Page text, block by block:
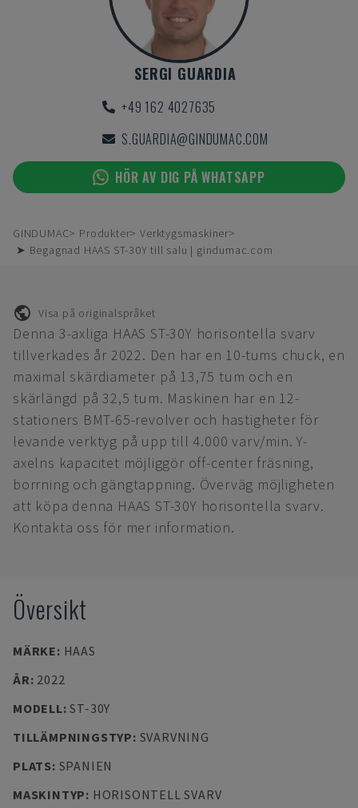
SERGI GUARDIA
+49 162 4027635
S.GUARDIA@GINDUMAC.COM
HÖR AV DIG PÅ WHATSAPP
GINDUMAC Produkter
Verktygsmaskiner
➤ Begagnad HAAS ST-30Y till salu | gindumac.com
Visa på originalspråket
Denna 3-axliga HAAS ST-30Y horisontella svarv
tillverkades år 2022. Den har en 10-tums chuck, en
maximal skärdiameter på 13,75 tum och en
skärlängd på 32,5 tum. Maskinen har en 12-
stationers BMT-65-revolver och hastigheter för
levande verktyg på upp till 4.000 varv/min. Y-
axelns kapacitet möjliggör off-center fräsning,
borrning och gängtappning. Överväg möjligheten
att köpa denna HAAS ST-30Y horisontella svarv.
Kontakta oss för mer information.
Översikt
MÄRKE: HAAS
ÅR: 2022
MODELL:ST-30Y
TILLÄMPNINGSTYP: SVARVNING
PLATS: SPANIEN
MASKINTYP: HORISONTELL SVARV